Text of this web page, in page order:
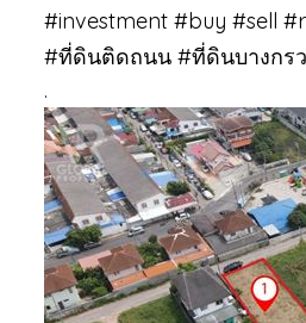
#investment #buy #sell
#ที่ดินติดถนน #ที่ดินบางกร
.